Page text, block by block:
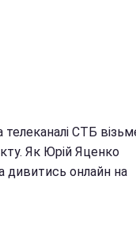
СТБ
Як Юрій Яценко
дивитись онлайн на